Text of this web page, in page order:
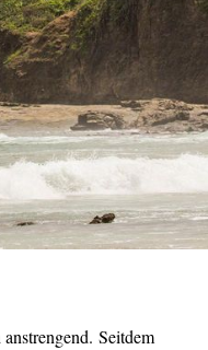
Seitdem